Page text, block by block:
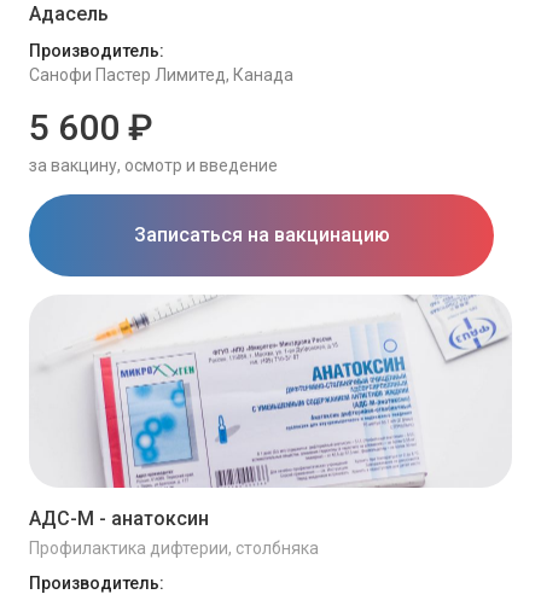
Адасель
Производитель:
Санофи Пастер Лимитед, Канада
5 600 ₽
за вакцину, осмотр и введение
Записаться на вакцинацию
АДС-М - анатоксин
Профилактика дифтерии, столбняка
Производитель: